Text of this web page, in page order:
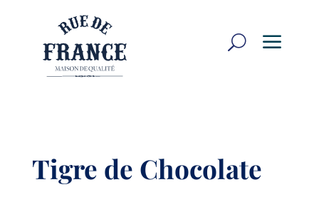
U a
Tigre de Chocolate